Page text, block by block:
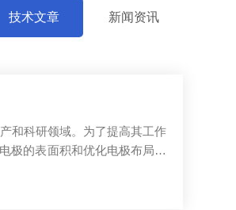
技术文章 新闻资讯
和科研领域。为了提高其工作
极的表面积和优化电极布局，
，可以延长...